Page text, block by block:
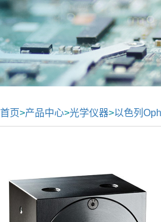
首页>产品中心>光学仪器>以色列